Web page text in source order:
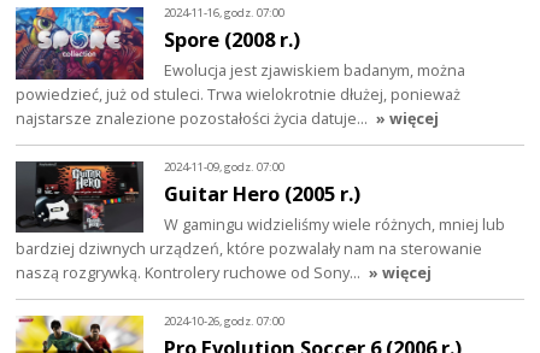
2024-11-16, godz. 07:00
Spore (2008 r.)
Ewolucja jest zjawiskiem badanym, można
powiedzieć, już od stuleci. Trwa wielokrotnie dłużej, ponieważ
najstarsze znalezione pozostałości życia datuje… » więcej
2024-11-09, godz. 07:00
Guitar Hero (2005 r.)
W gamingu widzieliśmy wiele różnych, mniej lub
bardziej dziwnych urządzeń, które pozwalały nam na sterowanie
naszą rozgrywką. Kontrolery ruchowe od Sony… » więcej
2024-10-26, godz. 07:00
Pro Evolution Soccer 6 (2006 r.)